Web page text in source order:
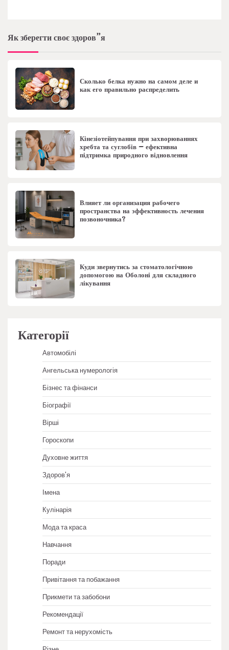
Як зберегти своє здоров”я
Сколько белка нужно на самом деле и
как его правильно распределить
Кінезіотейпування при захворюваннях
хребта та суглобів – ефективна
підтримка природного відновлення
Влияет ли организация рабочего
пространства на эффективность лечения
позвоночника?
Куди звернутись за стоматологічною
допомогою на Оболоні для складного
лікування
Категорії
Автомобілі
Ангельська нумерологія
Бізнес та фінанси
Біографії
Вірші
Гороскопи
Духовне життя
Здоров'я
Імена
Кулінарія
Мода та краса
Навчання
Поради
Привітання та побажання
Прикмети та забобони
Рекомендації
Ремонт та нерухомість